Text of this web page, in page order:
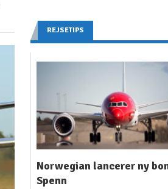
REJSETIPS
Norwegian lancerer ny
Spenn